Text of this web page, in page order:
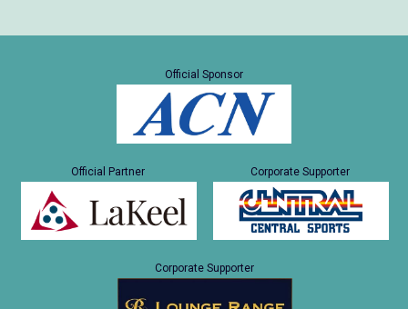
Official Sponsor
Official Partner Corporate Supporter
Corporate Supporter